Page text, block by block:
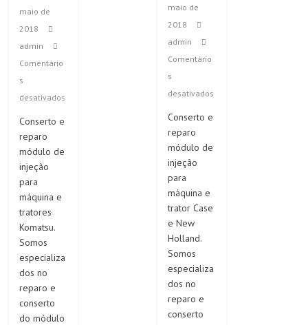
maio de
2018
admin
Comentário
s
desativados
Conserto e
reparo
módulo de
injeção
para
máquina e
tratores
Komatsu.
Somos
especializa
dos no
reparo e
conserto
do módulo
maio de
2018
admin
Comentário
s
desativados
Conserto e
reparo
módulo de
injeção
para
máquina e
trator Case
e New
Holland.
Somos
especializa
dos no
reparo e
conserto